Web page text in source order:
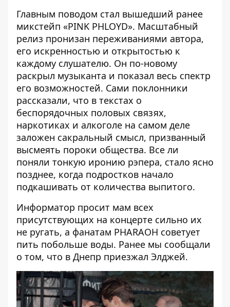
Главным поводом стал вышедший ранее
микстейп «PINK PHLOYD». Масштабный
релиз пронизан переживаниями автора,
его искренностью и открытостью к
каждому слушателю. Он по-новому
раскрыл музыканта и показал весь спектр
его возможностей. Сами поклонники
рассказали, что в текстах о
беспорядочных половых связях,
наркотиках и алкоголе на самом деле
заложен сакральный смысл, призванный
высмеять пороки общества. Все ли
поняли тонкую иронию рэпера, стало ясно
позднее, когда подростков начало
подкашивать от количества выпитого.
Информатор просит мам всех
присутствующих на концерте сильно их
не ругать, а фанатам PHARAOH советует
пить побольше воды. Ранее мы сообщали
о том, что в Днепр приезжал Элджей.